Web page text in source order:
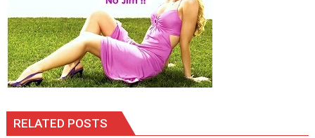
RELATED POSTS